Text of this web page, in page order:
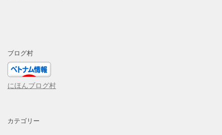
ブログ村
にほんブログ村
カテゴリー